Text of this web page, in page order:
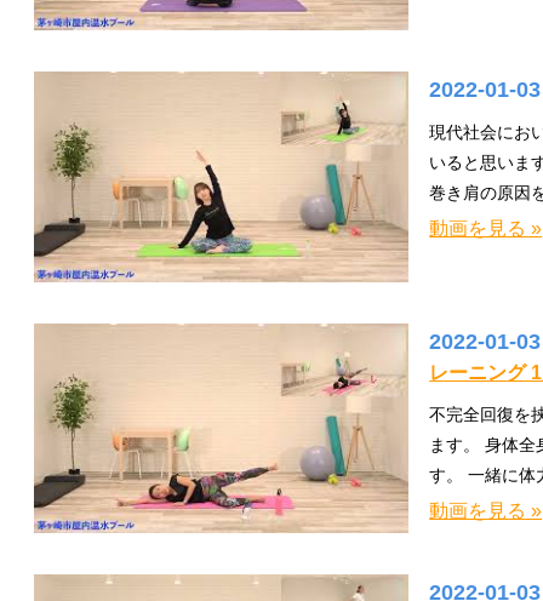
2022-01-
現代社会にお
いると思いま
巻き肩の原因
動画を見る »
2022-01-
レーニング
不完全回復を
ます。 身体
す。 一緒に体
動画を見る »
2022-01-